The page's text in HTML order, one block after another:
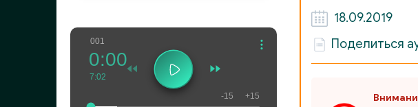
001
0:00
7:02
-15 +15
18.09.2019
Поделиться